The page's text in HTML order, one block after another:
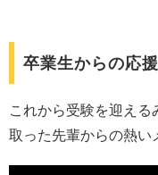
卒業生からの応
これから受験を迎え
取った先輩からの熱い